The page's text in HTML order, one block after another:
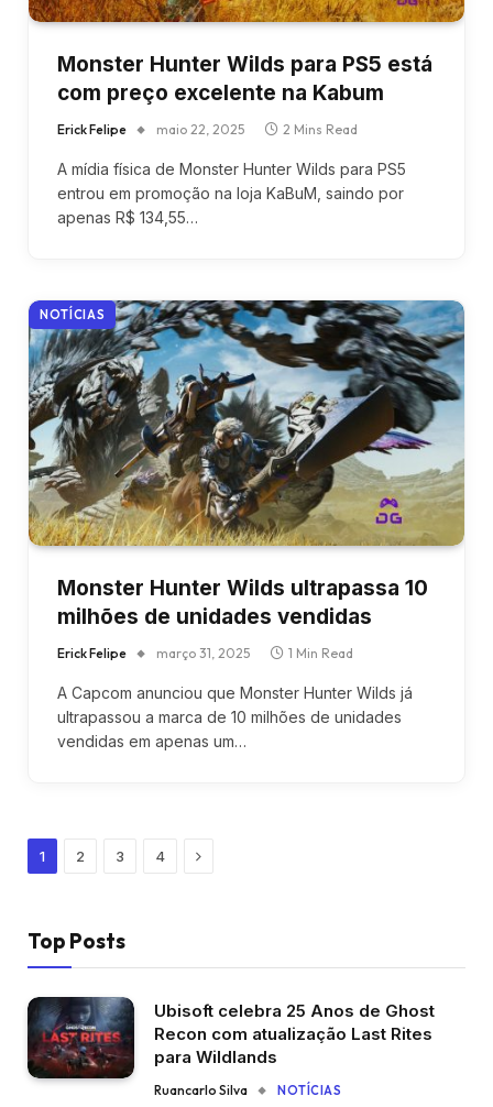
Monster Hunter Wilds para PS5 está
com preço excelente na Kabum
Erick Felipe maio 22, 2025 2 Mins Read
A mídia física de Monster Hunter Wilds para PS5
entrou em promoção na loja KaBuM, saindo por
apenas R$ 134,55…
NOTÍCIAS
Monster Hunter Wilds ultrapassa 10
milhões de unidades vendidas
Erick Felipe março 31, 2025 1 Min Read
A Capcom anunciou que Monster Hunter Wilds já
ultrapassou a marca de 10 milhões de unidades
vendidas em apenas um…
1 2 3 4 Next
Top Posts
Ubisoft celebra 25 Anos de Ghost
Recon com atualização Last Rites
para Wildlands
Ruancarlo Silva NOTÍCIAS